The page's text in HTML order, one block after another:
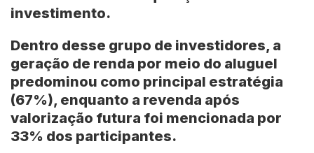
investimento.
Dentro desse grupo de investidores, a
geração de renda por meio do aluguel
predominou como principal estratégia
(67%), enquanto a revenda após
valorização futura foi mencionada por
33% dos participantes.